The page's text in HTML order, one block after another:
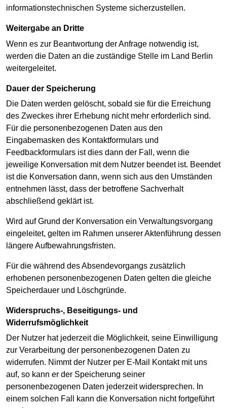
informationstechnischen Systeme sicherzustellen.
Weitergabe an Dritte
Wenn es zur Beantwortung der Anfrage notwendig ist,
werden die Daten an die zuständige Stelle im Land Berlin
weitergeleitet.
Dauer der Speicherung
Die Daten werden gelöscht, sobald sie für die Erreichung
des Zweckes ihrer Erhebung nicht mehr erforderlich sind.
Für die personenbezogenen Daten aus den
Eingabemasken des Kontaktformulars und
Feedbackformulars ist dies dann der Fall, wenn die
jeweilige Konversation mit dem Nutzer beendet ist. Beendet
ist die Konversation dann, wenn sich aus den Umständen
entnehmen lässt, dass der betroffene Sachverhalt
abschließend geklärt ist.
Wird auf Grund der Konversation ein Verwaltungsvorgang
eingeleitet, gelten im Rahmen unserer Aktenführung dessen
längere Aufbewahrungsfristen.
Für die während des Absendevorgangs zusätzlich
erhobenen personenbezogenen Daten gelten die gleiche
Speicherdauer und Löschgründe.
Widerspruchs-, Beseitigungs- und
Widerrufsmöglichkeit
Der Nutzer hat jederzeit die Möglichkeit, seine Einwilligung
zur Verarbeitung der personenbezogenen Daten zu
widerrufen. Nimmt der Nutzer per E-Mail Kontakt mit uns
auf, so kann er der Speicherung seiner
personenbezogenen Daten jederzeit widersprechen. In
einem solchen Fall kann die Konversation nicht fortgeführt